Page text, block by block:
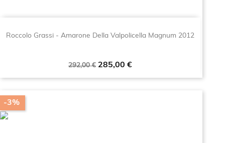
Roccolo Grassi - Amarone Della Valpolicella Magnum 2012
Prezzo
292,00 € Prezzo
285,00 €
-3%